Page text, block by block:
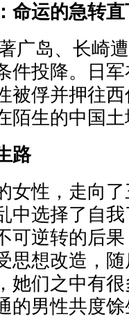
命运的急转直
广岛、长崎
件投降。日
被俘并押往
陌生的中国
路
女性，走向
中选择了自
可逆转的后
思想改造，
她们之中有
的男性共度馀